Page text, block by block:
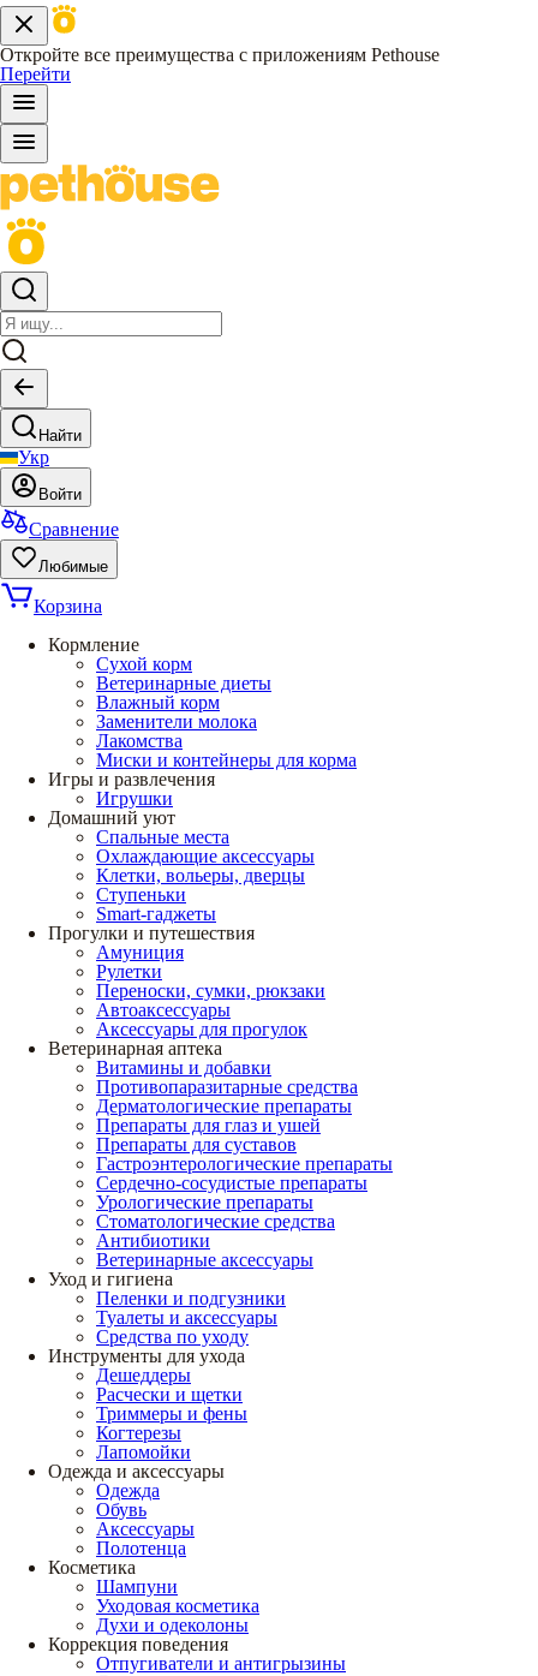
Откройте все преимущества с приложениям Pethouse
Перейти
Найти
Укр
Войти
Сравнение
Любимые
Корзина
Кормление
Сухой корм
Ветеринарные диеты
Влажный корм
Заменители молока
Лакомства
Миски и контейнеры для корма
Игры и развлечения
Игрушки
Домашний уют
Спальные места
Охлаждающие аксессуары
Клетки, вольеры, дверцы
Ступеньки
Smart-гаджеты
Прогулки и путешествия
Амуниция
Рулетки
Переноски, сумки, рюкзаки
Автоаксессуары
Аксессуары для прогулок
Ветеринарная аптека
Витамины и добавки
Противопаразитарные средства
Дерматологические препараты
Препараты для глаз и ушей
Препараты для суставов
Гастроэнтерологические препараты
Сердечно-сосудистые препараты
Урологические препараты
Стоматологические средства
Антибиотики
Ветеринарные аксессуары
Уход и гигиена
Пеленки и подгузники
Туалеты и аксессуары
Средства по уходу
Инструменты для ухода
Дешеддеры
Расчески и щетки
Триммеры и фены
Когтерезы
Лапомойки
Одежда и аксессуары
Одежда
Обувь
Аксессуары
Полотенца
Косметика
Шампуни
Уходовая косметика
Духи и одеколоны
Коррекция поведения
Отпугиватели и антигрызины